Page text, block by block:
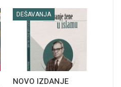
DEŠAVANJA
NOVO IZDANJE